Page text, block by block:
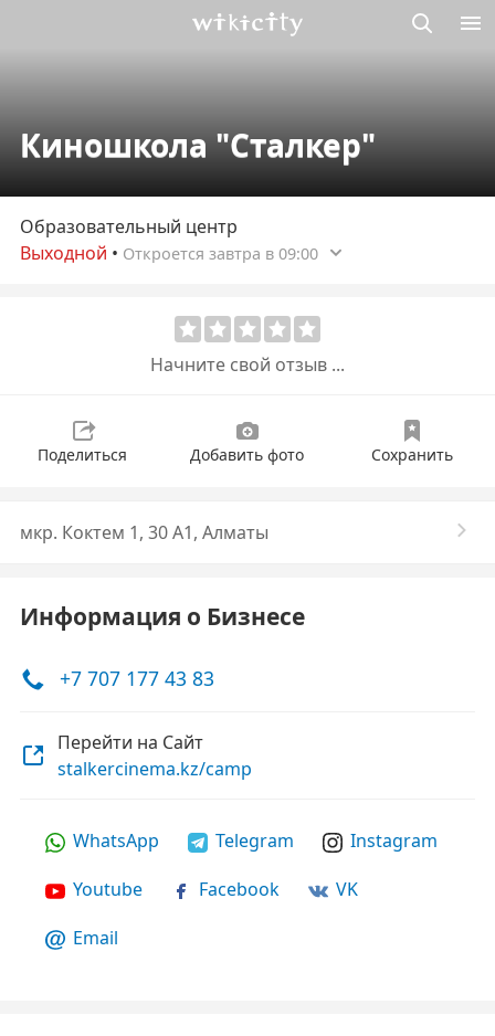
Киношкола "Сталкер"
Образовательный центр
Выходной • Откроется завтра в 09:00
Начните свой отзыв ...
Поделиться Добавить фото Сохранить
мкр. Коктем 1, 30 А1, Алматы
Информация о Бизнесе
+7 707 177 43 83
Перейти на Сайт
stalkercinema.kz/camp
WhatsApp Telegram
Instagram
Youtube
Facebook
VK
Email